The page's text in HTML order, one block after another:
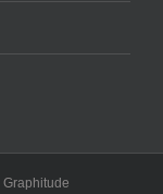
Graphitude